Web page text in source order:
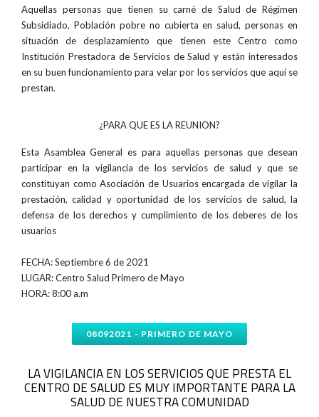
Aquellas personas que tienen su carné de Salud de Régimen
Subsidiado, Población pobre no cubierta en salud, personas en
situación de desplazamiento que tienen este Centro como
Institución Prestadora de Servicios de Salud y están interesados
en su buen funcionamiento para velar por los servicios que aquí se
prestan.
¿PARA QUE ES LA REUNION?
Esta Asamblea General es para aquellas personas que desean
participar en la vigilancia de los servicios de salud y que se
constituyan como Asociación de Usuarios encargada de vigilar la
prestación, calidad y oportunidad de los servicios de salud, la
defensa de los derechos y cumplimiento de los deberes de los
usuarios
FECHA: Septiembre 6 de 2021
LUGAR: Centro Salud Primero de Mayo
HORA: 8:00 a.m
08092021 - PRIMERO DE MAYO
LA VIGILANCIA EN LOS SERVICIOS QUE PRESTA EL
CENTRO DE SALUD ES MUY IMPORTANTE PARA LA
SALUD DE NUESTRA COMUNIDAD